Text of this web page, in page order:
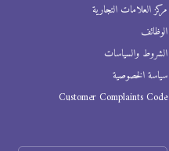
مركز العلامات التجارية
الوظائف
الشروط والسياسات
سياسة الخصوصية
Customer Complaints Code